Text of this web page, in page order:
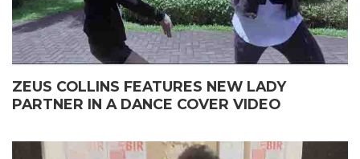
ZEUS COLLINS FEATURES NEW LADY
PARTNER IN A DANCE COVER VIDEO